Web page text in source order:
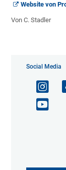
Website von
Von C. Stadler
Social Media